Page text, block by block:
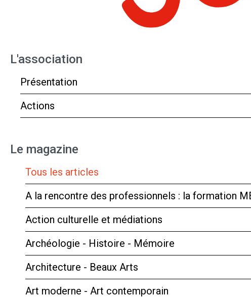
L'association
Présentation
Actions
Le magazine
Tous les articles
A la rencontre des professionnels : la formation
Action culturelle et médiations
Archéologie - Histoire - Mémoire
Architecture - Beaux Arts
Art moderne - Art contemporain